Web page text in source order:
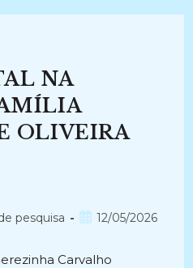
NA
OLIVEIRA
pesquisa
Post12/05/2026
Carvalho